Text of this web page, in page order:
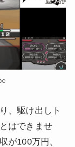
、駆け出しト
はできませ
が100万円、